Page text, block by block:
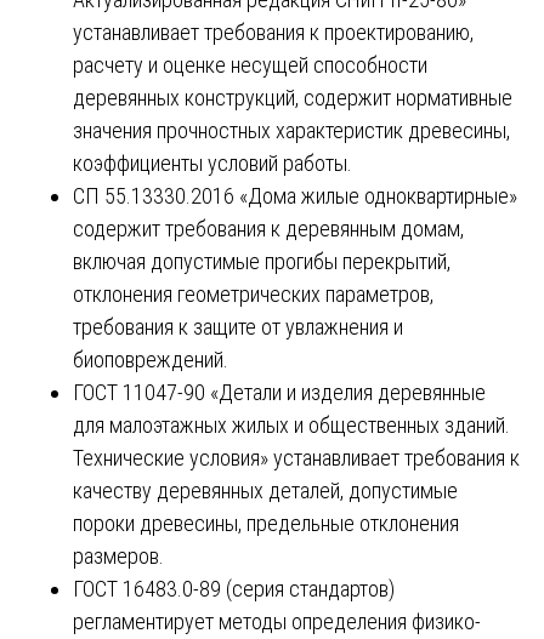
устанавливает требования к проектированию,
расчету и оценке несущей способности
деревянных конструкций, содержит нормативные
значения прочностных характеристик древесины,
коэффициенты условий работы.
СП 55.13330.2016 «Дома жилые одноквартирные»
содержит требования к деревянным домам,
включая допустимые прогибы перекрытий,
отклонения геометрических параметров,
требования к защите от увлажнения и
биоповреждений.
ГОСТ 11047-90 «Детали и изделия деревянные
для малоэтажных жилых и общественных зданий.
Технические условия» устанавливает требования к
качеству деревянных деталей, допустимые
пороки древесины, предельные отклонения
размеров.
ГОСТ 16483.0-89 (серия стандартов)
регламентирует методы определения физико-